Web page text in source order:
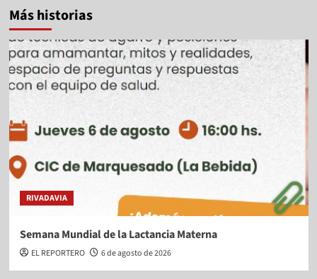
Más historias
RIVADAVIA
Semana Mundial de la Lactancia Materna
EL REPORTERO 6 de agosto de 2026